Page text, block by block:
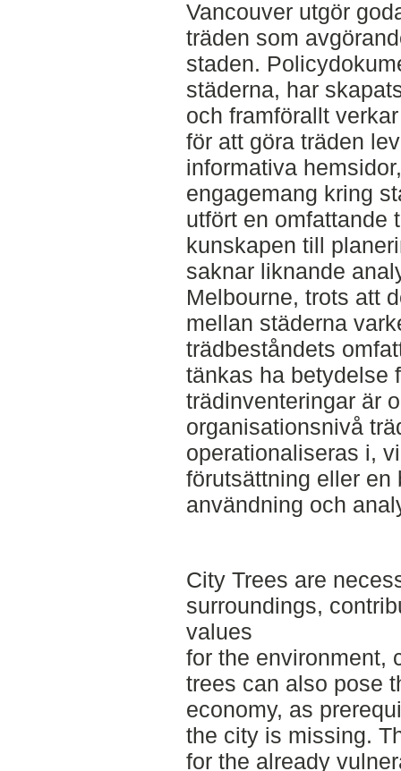
Vancouver utgör
träden som
staden.
städerna, har
och framförallt
för att göra träden
informativa
engagemang kring
utfört en omfattande
kunskapen till
saknar liknande
Melbourne, trots att
mellan städerna
trädbeståndets
tänkas ha betydelse
trädinventeringar är
organisationsnivå
operationaliseras i,
förutsättning eller en
användning och
City Trees are
surroundings,
values
for the environment,
trees can also pose
economy, as
the city is missing.
for the already